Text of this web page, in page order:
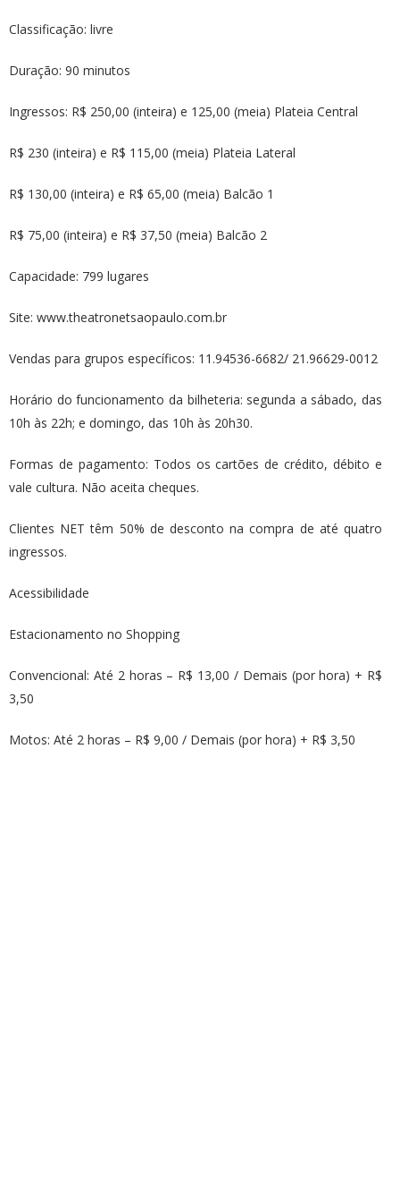
Classificação: livre
Duração: 90 minutos
Ingressos: R$ 250,00 (inteira) e 125,00 (meia) Plateia Central
R$ 230 (inteira) e R$ 115,00 (meia) Plateia Lateral
R$ 130,00 (inteira) e R$ 65,00 (meia) Balcão 1
R$ 75,00 (inteira) e R$ 37,50 (meia) Balcão 2
Capacidade: 799 lugares
Site: www.theatronetsaopaulo.com.br
Vendas para grupos específicos: 11.94536-6682/ 21.96629-0012
Horário do funcionamento da bilheteria: segunda a sábado, das
10h às 22h; e domingo, das 10h às 20h30.
Formas de pagamento: Todos os cartões de crédito, débito e
vale cultura. Não aceita cheques.
Clientes NET têm 50% de desconto na compra de até quatro
ingressos.
Acessibilidade
Estacionamento no Shopping
Convencional: Até 2 horas – R$ 13,00 / Demais (por hora) + R$
3,50
Motos: Até 2 horas – R$ 9,00 / Demais (por hora) + R$ 3,50